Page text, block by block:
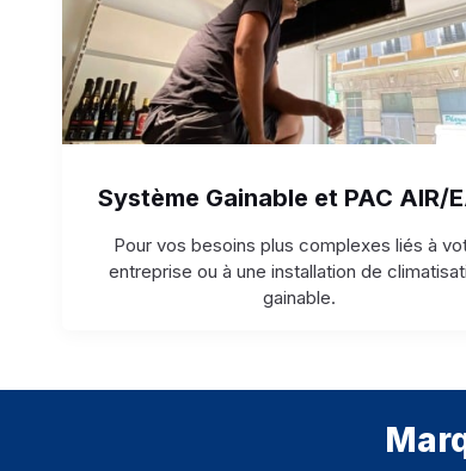
Système Gainable et PAC AIR/
Pour vos besoins plus complexes liés à
entreprise ou à une installation de
gainable.